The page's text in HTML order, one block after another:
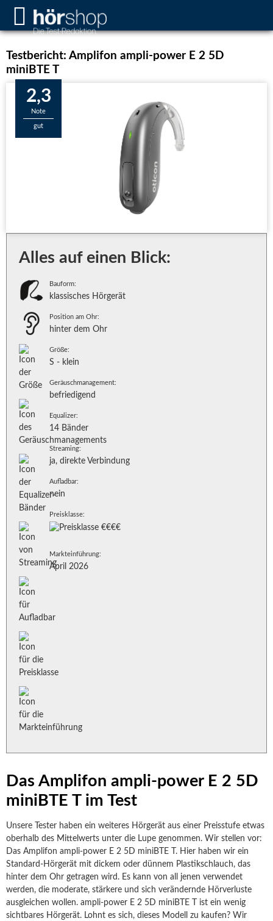
Testbericht: Amplifon ampli-power E 2 5D
miniBTE T
2,3
Note
gut
Das Amplifon ampli-power E 2 5D
miniBTE T im Test
Unsere Tester haben ein weiteres Hörgerät aus einer Preisstufe etwas
oberhalb des Mittelwerts unter die Lupe genommen. Wir stellen vor:
Das Amplifon ampli-power E 2 5D miniBTE T. Hier haben wir ein
Standard-Hörgerät mit dickem oder dünnem Plastikschlauch, das
hinter dem Ohr getragen wird. Es kann von all jenen verwendet
werden, die moderate, stärkere und sich verändernde Hörverluste
ausgleichen wollen. ampli-power E 2 5D miniBTE T ist ein wenig
sichtbares Hörgerät. Lohnt es sich, dieses Modell zu kaufen? Wir
Alles auf einen Blick:
Bauform:
klassisches Hörgerät
Position am Ohr:
hinter dem Ohr
Größe:
S - klein
Geräuschmanagement:
befriedigend
Equalizer:
14 Bänder
Streaming:
ja, direkte Verbindung
Aufladbar:
nein
Preisklasse:
Markteinführung:
April 2026